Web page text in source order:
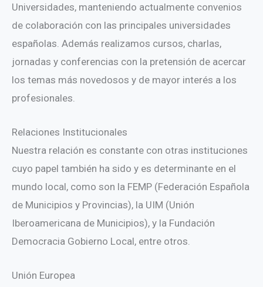
Universidades, manteniendo actualmente convenios
de colaboración con las principales universidades
españolas. Además realizamos cursos, charlas,
jornadas y conferencias con la pretensión de acercar
los temas más novedosos y de mayor interés a los
profesionales.
Relaciones Institucionales
Nuestra relación es constante con otras instituciones
cuyo papel también ha sido y es determinante en el
mundo local, como son la FEMP (Federación Española
de Municipios y Provincias), la UIM (Unión
Iberoamericana de Municipios), y la Fundación
Democracia Gobierno Local, entre otros.
Unión Europea